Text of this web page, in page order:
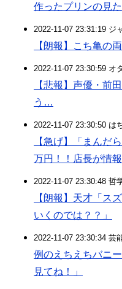
作ったプリンの見
2022-11-07 23:31:19 ジ
【朗報】こち亀の
2022-11-07 23:30:59 オ
【悲報】声優・前
う…
2022-11-07 23:30:50 は
【急げ】「まんだ
万円！！店長が情
2022-11-07 23:30:48 哲
【朗報】天才「ス
いくのでは？？」
2022-11-07 23:30:34 芸
例のえちえちバニ
見てね！」